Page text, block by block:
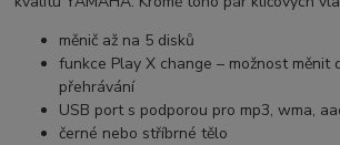
měnič až na 5 disků
funkce Play X change – možnost měnit
přehrávání
USB port s podporou pro mp3, wma,
černé nebo stříbrné tělo